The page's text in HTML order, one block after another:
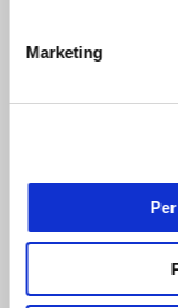
Marketing
RS 660 con
1.000€ de descuento